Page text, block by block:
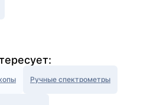
Ручные спектрометры